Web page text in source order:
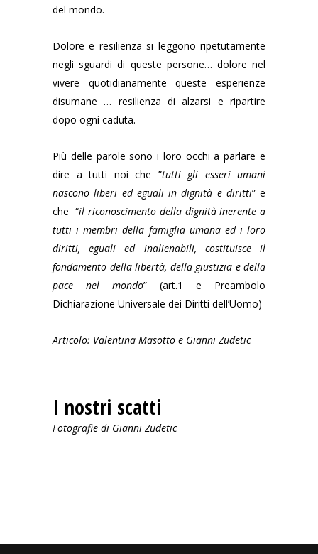
del mondo.
Dolore e resilienza si leggono ripetutamente
negli sguardi di queste persone… dolore nel
vivere quotidianamente queste esperienze
disumane … resilienza di alzarsi e ripartire
dopo ogni caduta.
Più delle parole sono i loro occhi a parlare e
dire a tutti noi che ”tutti gli esseri umani
nascono liberi ed eguali in dignità e diritti” e
che “il riconoscimento della dignità inerente a
tutti i membri della famiglia umana ed i loro
diritti, eguali ed inalienabili, costituisce il
fondamento della libertà, della giustizia e della
pace nel mondo” (art.1 e Preambolo
Dichiarazione Universale dei Diritti dell’Uomo)
Articolo: Valentina Masotto e Gianni Zudetic
I nostri scatti
Fotografie di Gianni Zudetic